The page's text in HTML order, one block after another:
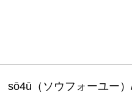
sō4ū（ソウフォーユー